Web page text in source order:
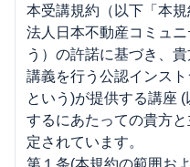
本受講規約（以下「本
法人日本不動産コミュ
う）の許諾に基づき、
講義を行う公認インスト
という)が提供する講座
するにあたっての貴方
定されています。
第１条(本規約の範囲お